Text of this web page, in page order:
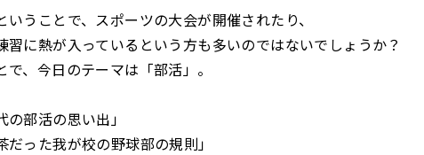
いうことで、スポーツの大会が開催されたり、
習に熱が入っているという方も多いのではないでしょうか？
で、今日のテーマは「部活」。
の部活の思い出」
だった我が校の野球部の規則」